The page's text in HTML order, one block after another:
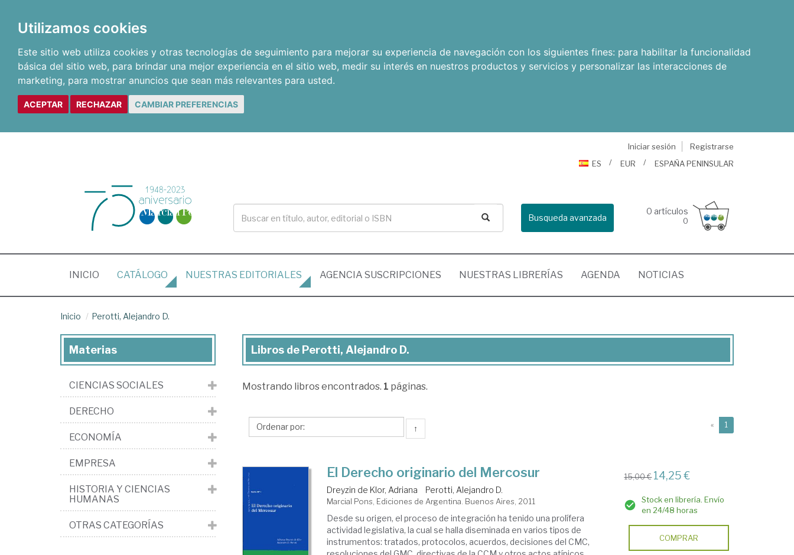
Utilizamos cookies
Este sitio web utiliza cookies y otras tecnologías de seguimiento para mejorar su experiencia de navegación con los siguientes fines: para habilitar la funcionalidad
básica del sitio web, para brindar una mejor experiencia en el sitio web, medir su interés en nuestros productos y servicios y personalizar las interacciones de
marketing, para mostrar anuncios que sean más relevantes para usted.
ACEPTAR RECHAZAR CAMBIAR PREFERENCIAS
Iniciar sesión
Registrarse
ES
EUR ESPAÑA PENINSULAR
Busqueda avanzada
0 artículos
0
INICIO (CURRENT)
CATÁLOGO NUESTRAS EDITORIALES AGENCIA SUSCRIPCIONES NUESTRAS LIBRERÍAS AGENDA NOTICIAS
Inicio Perotti, Alejandro D.
Libros
Perotti,
Libros de Perotti, Alejandro D.
Mostrando libros encontrados. 1 páginas.
↑ « 1
El Derecho originario del Mercosur
Dreyzin de Klor, Adriana Perotti, Alejandro D.
Marcial Pons, Ediciones de Argentina. Buenos Aires, 2011
Desde su origen, el proceso de integración ha tenido una prolífera
actividad legislativa, la cual se halla diseminada en varios tipos de
instrumentos: tratados, protocolos, acuerdos, decisiones del CMC,
15,00 € 14,25 €
Stock en librería. Envío
en 24/48 horas
COMPRAR
Materias
CIENCIAS SOCIALES
DERECHO
ECONOMÍA
EMPRESA
HISTORIA Y CIENCIAS
HUMANAS
OTRAS CATEGORÍAS